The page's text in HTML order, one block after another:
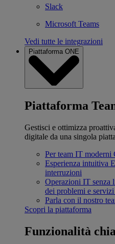
Slack
Microsoft Teams
Vedi tutte le integrazioni
Piattaforma ONE
Piattaforma
Gestisci e ottimizza
digitale da una singola
Per team IT moderni
Esperienza intuitiva
interruzioni
Operazioni IT senza
dei problemi e
Parla con il nostro
Scopri la piattaforma
Funzionalità